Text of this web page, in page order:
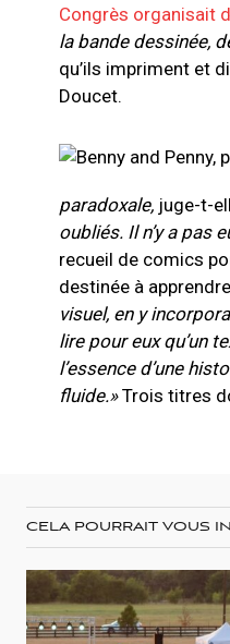
Congrès organisait
la bande dessinée,
qu’ils impriment et
Doucet.
paradoxale, juge-t-
oubliés. Il n’y a pas
recueil de comics
destinée à
visuel, en y
lire pour eux qu’un
l’essence d’une
fluide.»Trois titres
CELA POURRAIT VOUS